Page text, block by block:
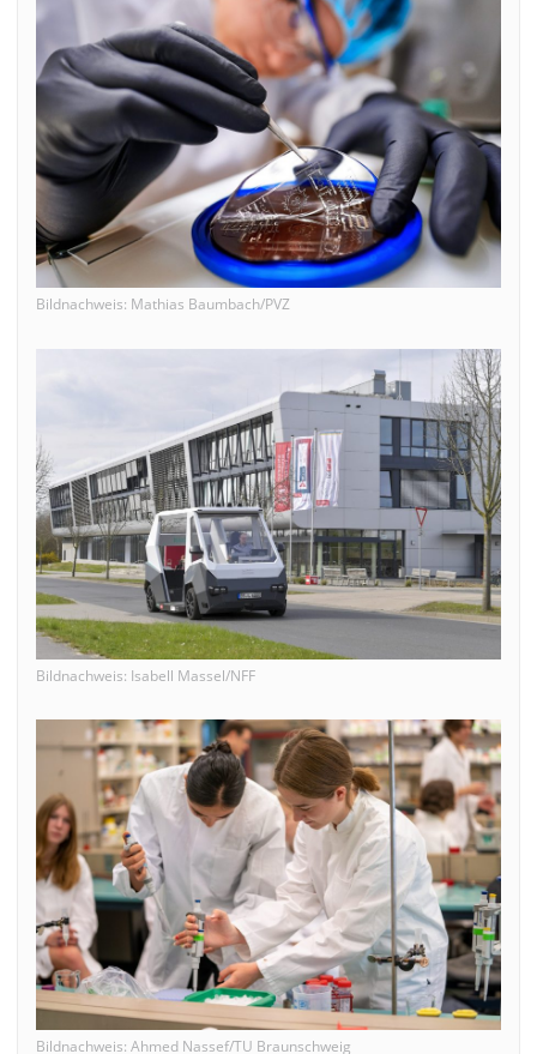
Bildnachweis: Mathias Baumbach/PVZ
Bildnachweis: Isabell Massel/NFF
Bildnachweis: Ahmed Nassef/TU Braunschweig